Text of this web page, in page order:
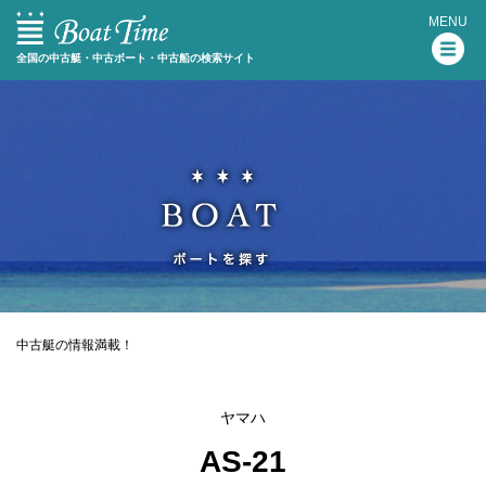
全国の中古艇・中古ボート・中古船の検索サイト
MENU
中古艇の情報満載！
ヤマハ
AS-21